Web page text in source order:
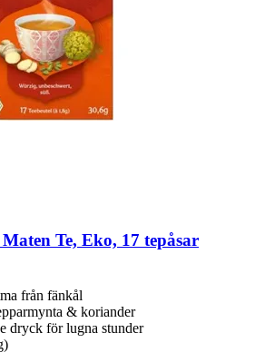
Te, Eko, 17 tepåsar
från fänkål
& koriander
dryck för lugna stunder